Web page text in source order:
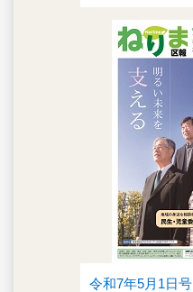
令和7年5月1日号